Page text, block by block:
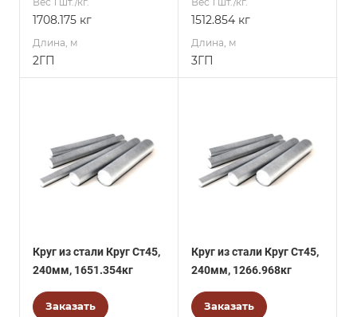
1708.175 кг
Длина, м
2ГП
1512.854 кг
Длина, м
3ГП
Круг из стали Круг Ст45,
240мм, 1651.354кг
Заказать
Круг из стали Круг Ст45,
240мм, 1266.968кг
Заказать